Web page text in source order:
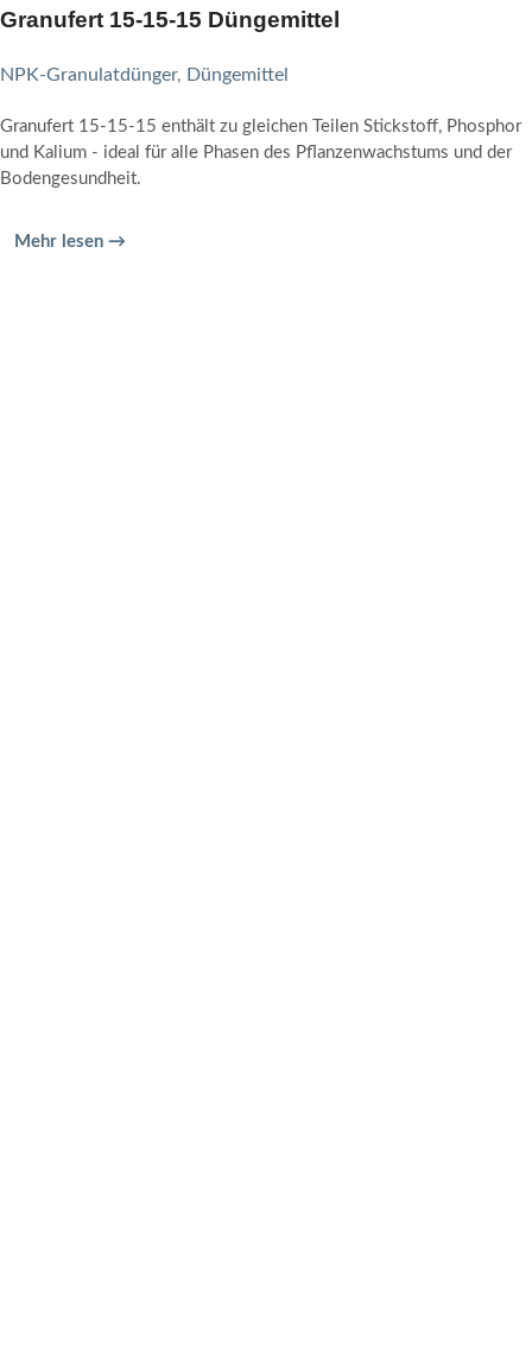
Granufert 15-15-15 Düngemittel
NPK-Granulatdünger, Düngemittel
Granufert 15-15-15 enthält zu gleichen Teilen Stickstoff, Phosphor
und Kalium - ideal für alle Phasen des Pflanzenwachstums und der
Bodengesundheit.
Mehr lesen →